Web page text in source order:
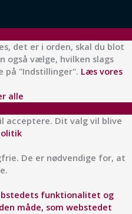
det er i orden, skal du blot
også vælge, hvilken slags
på "Indstillinger". Læs vores
alle
acceptere. Dit valg vil blive
De er nødvendige for, at
funktionalitet og
måde, som webstedet